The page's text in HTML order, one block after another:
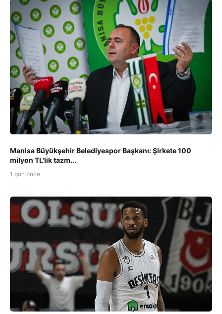
Manisa Büyükşehir Belediyespor Başkanı: Şirkete 100
milyon TL'lik tazm...
1 gün önce